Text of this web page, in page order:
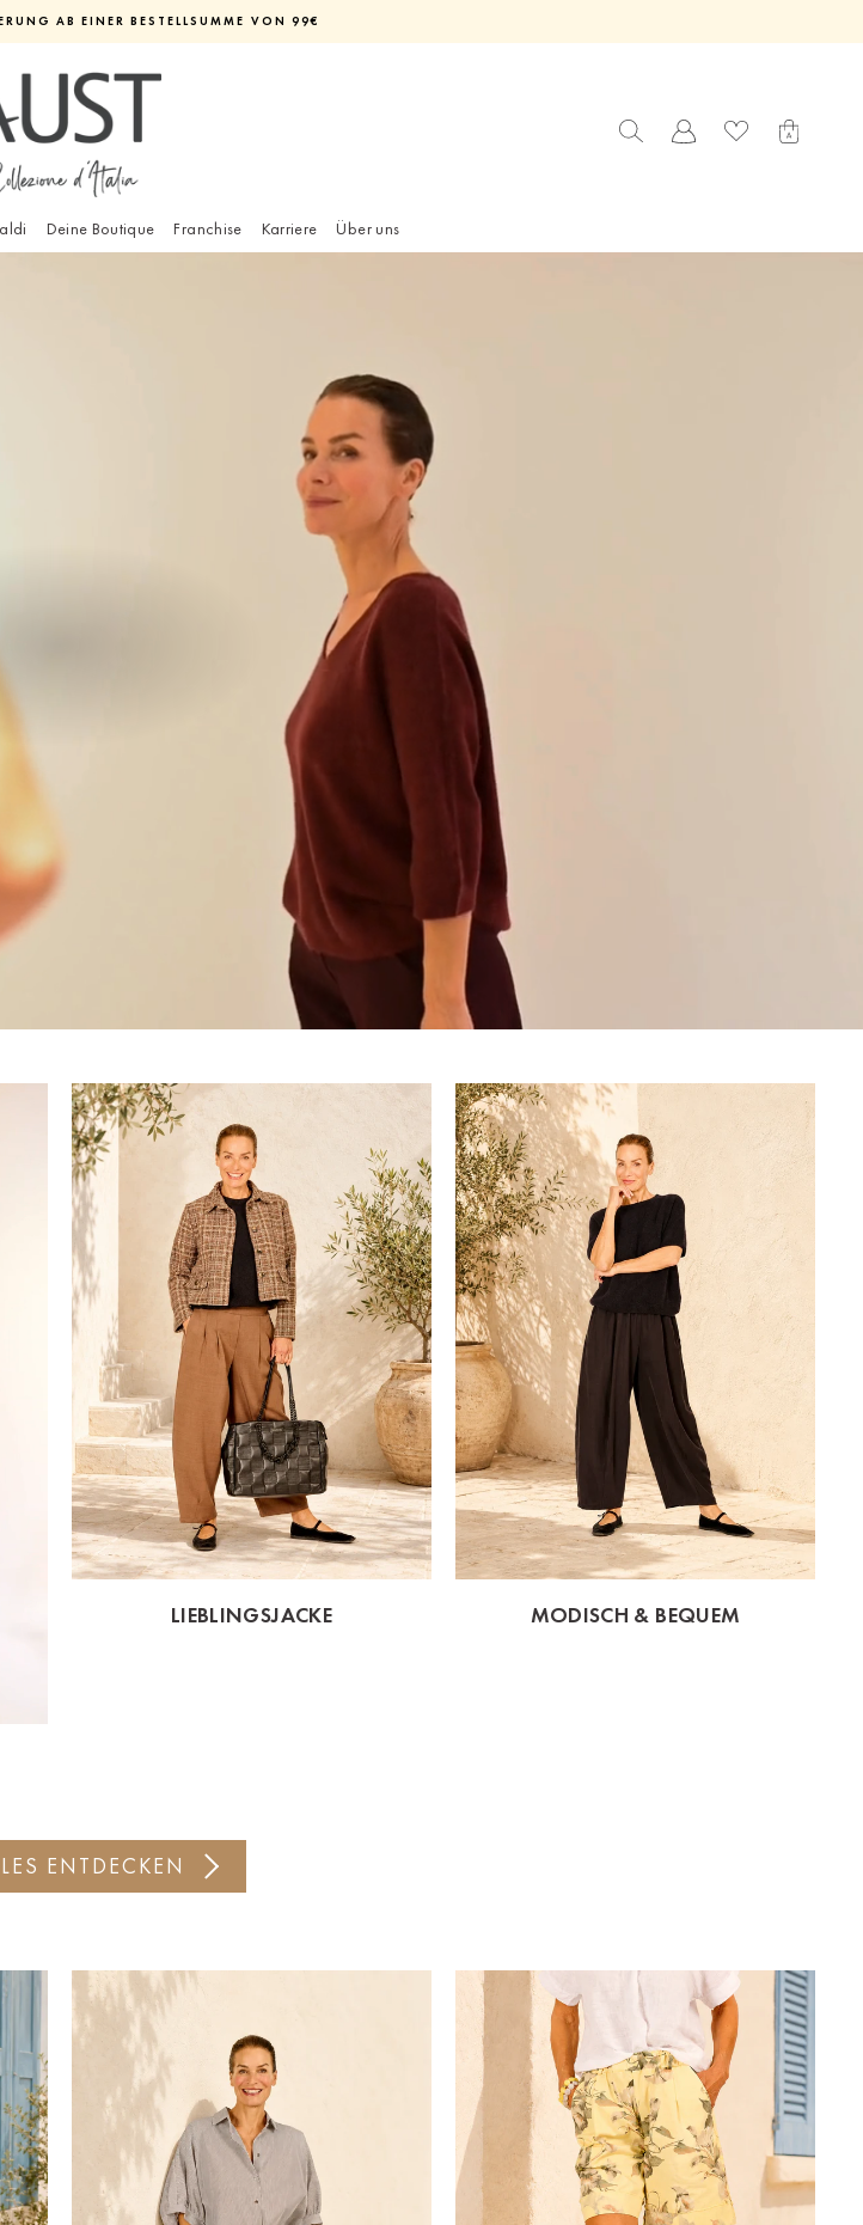
pausieren
AB EINER BESTELLSUMME VON 99€
Deine Boutique Franchise Karriere Über uns
LIEBLINGSJACKE MODISCH & BEQUEM
ENTDECKEN